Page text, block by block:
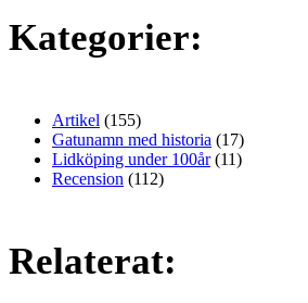
Kategorier:
Artikel (155)
Gatunamn med historia (17)
Lidköping under 100år(11)
Recension (112)
Relaterat: